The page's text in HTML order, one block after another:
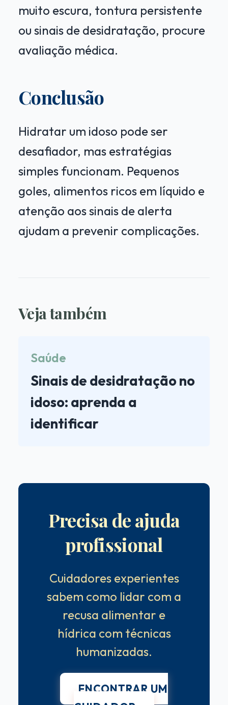
muito escura, tontura persistente
ou sinais de desidratação, procure
avaliação médica.
Conclusão
Hidratar um idoso pode ser
desafiador, mas estratégias
simples funcionam. Pequenos
goles, alimentos ricos em líquido e
atenção aos sinais de alerta
ajudam a prevenir complicações.
Veja também
Saúde
Sinais de desidratação no
idoso: aprenda a
identificar
Precisa de ajuda
profissional
Cuidadores experientes
sabem como lidar com a
recusa alimentar e
hídrica com técnicas
humanizadas.
ENCONTRAR UM